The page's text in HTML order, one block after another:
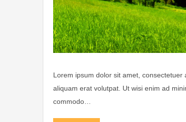
Lorem ipsum dolor sit amet,
aliquam erat volutpat. Ut wisi enim ad
commodo…